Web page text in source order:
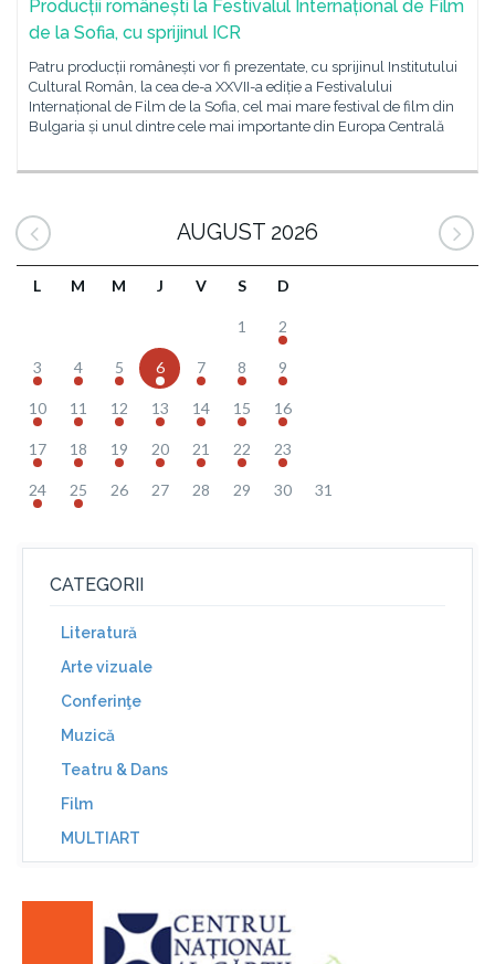
Producții românești la Festivalul Internațional de Film
de la Sofia, cu sprijinul ICR
Patru producții românești vor fi prezentate, cu sprijinul Institutului
Cultural Român, la cea de-a XXVII-a ediție a Festivalului
Internațional de Film de la Sofia, cel mai mare festival de film din
Bulgaria și unul dintre cele mai importante din Europa Centrală
AUGUST 2026
L M M J V S D
1 2
3 4 5 6 7 8 9
10 11 12 13 14 15 16
17 18 19 20 21 22 23
24 25 26 27 28 29 30 31
CATEGORII
Literatură
Arte vizuale
Conferinţe
Muzică
Teatru & Dans
Film
MULTIART